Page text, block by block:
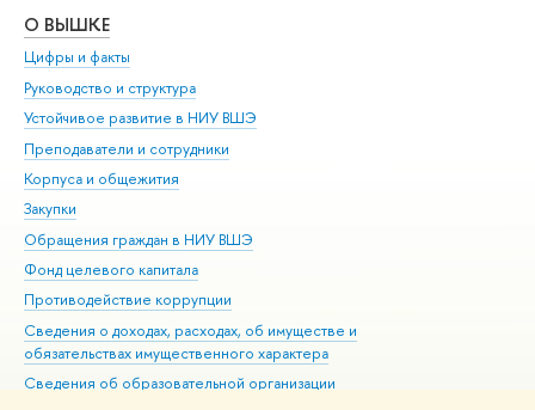
О ВЫШКЕ
Цифры и факты
Руководство и структура
Устойчивое развитие в НИУ ВШЭ
Преподаватели и сотрудники
Корпуса и общежития
Закупки
Обращения граждан в НИУ ВШЭ
Фонд целевого капитала
Противодействие коррупции
Сведения о доходах, расходах, об имуществе и
обязательствах имущественного характера
Сведения об образовательной организации